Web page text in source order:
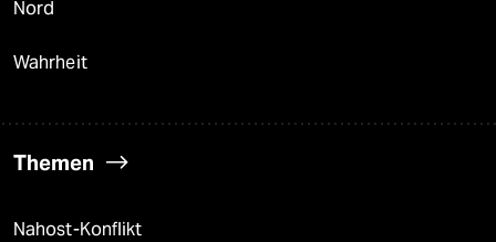
Nord
Wahrheit
Themen
Nahost-Konflikt